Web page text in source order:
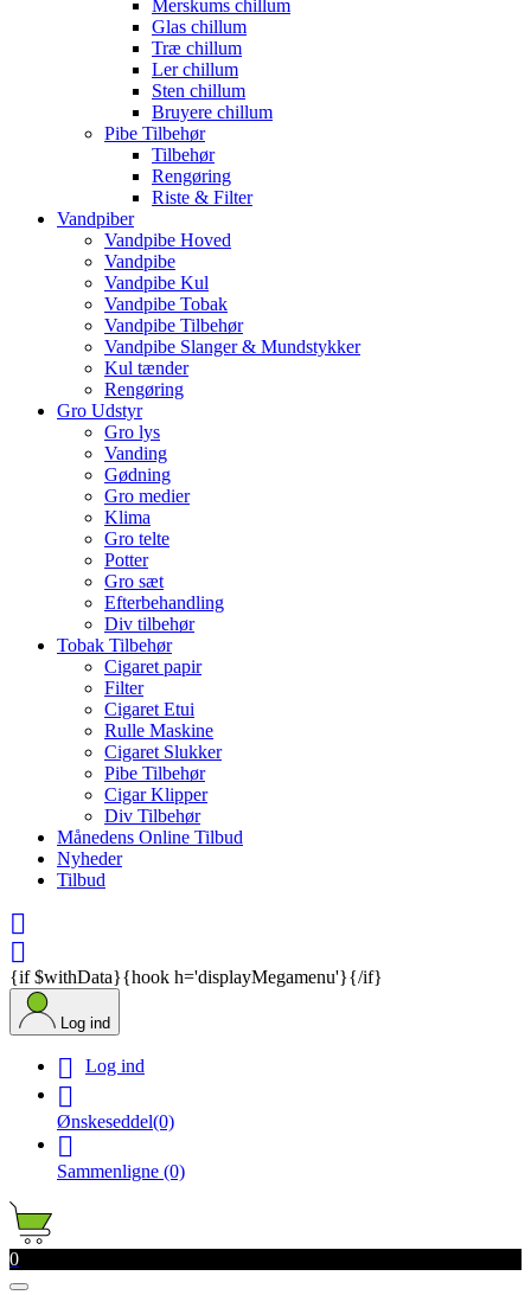
Merskums chillum
Glas chillum
Træ chillum
Ler chillum
Sten chillum
Bruyere chillum
Pibe Tilbehør
Tilbehør
Rengøring
Riste & Filter
Vandpiber
Vandpibe Hoved
Vandpibe
Vandpibe Kul
Vandpibe Tobak
Vandpibe Tilbehør
Vandpibe Slanger & Mundstykker
Kul tænder
Rengøring
Gro Udstyr
Gro lys
Vanding
Gødning
Gro medier
Klima
Gro telte
Potter
Gro sæt
Efterbehandling
Div tilbehør
Tobak Tilbehør
Cigaret papir
Filter
Cigaret Etui
Rulle Maskine
Cigaret Slukker
Pibe Tilbehør
Cigar Klipper
Div Tilbehør
Månedens Online Tilbud
Nyheder
Tilbud


{if $withData}{hook h='displayMegamenu'}{/if}
Log ind
 Log ind

Ønskeseddel(0)

Sammenligne (0)
0